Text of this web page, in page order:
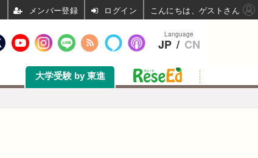
大学受験 by 東進
Language
JP / CN
ログイン こんにちは、ゲストさん